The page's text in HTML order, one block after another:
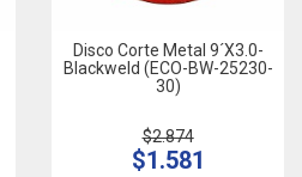
Disco Corte Metal 9´x3.0-
Blackweld (ECO-BW-25230-
30)
$2.874
$1.581